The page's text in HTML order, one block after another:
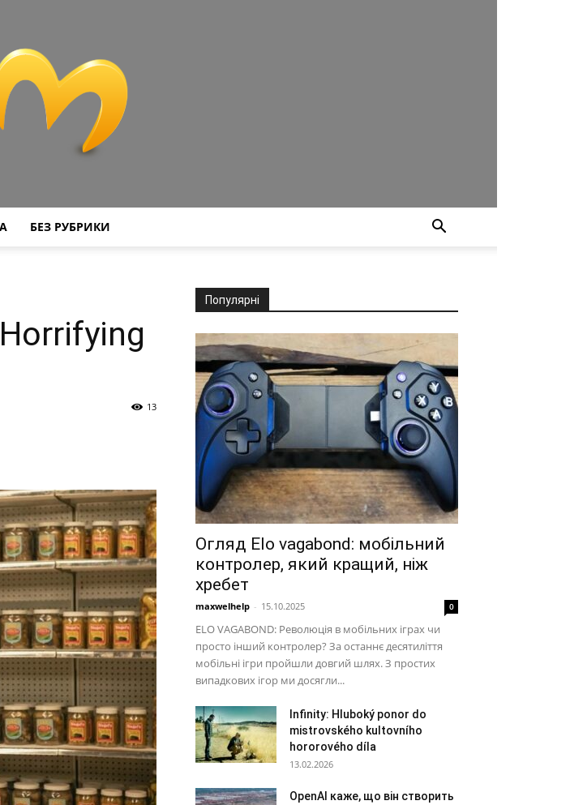
БЕЗ РУБРИКИ
13
Популярні
Огляд Elo vagabond: мобільний
контролер, який кращий, ніж
хребет
maxwelhelp - 15.10.2025 0
ELO VAGABOND: Революція в мобільних іграх чи
просто інший контролер? За останнє десятиліття
мобільні ігри пройшли довгий шлях. З простих
випадкових ігор ми досягли...
Infinity: Hluboký ponor do
mistrovského kultovního
hororového díla
13.02.2026
OpenAI каже, що він створить